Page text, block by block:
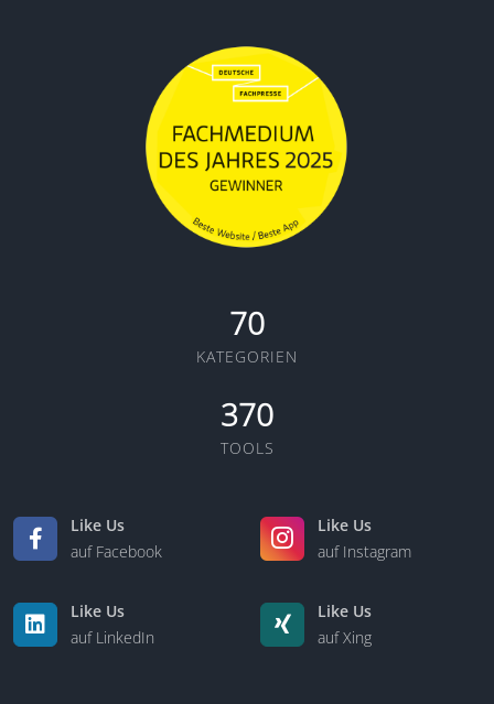
70
KATEGORIEN
370
TOOLS
Like Us
auf Facebook
Like Us
auf Instagram
Like Us
auf LinkedIn
Like Us
auf Xing